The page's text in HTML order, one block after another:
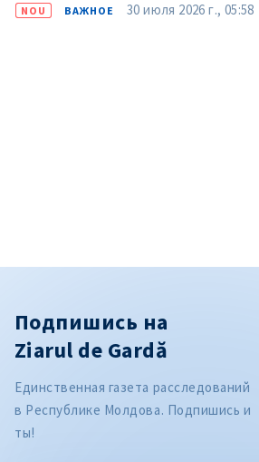
NOU ВАЖНОЕ 30 июля 2026 г., 05:58
Подпишись на
Ziarul de Gardă
Единственная газета расследований
в Республике Молдова. Подпишись и
ты!